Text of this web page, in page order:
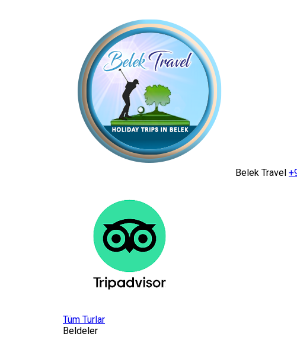
Belek Travel
Tüm Turlar
Beldeler